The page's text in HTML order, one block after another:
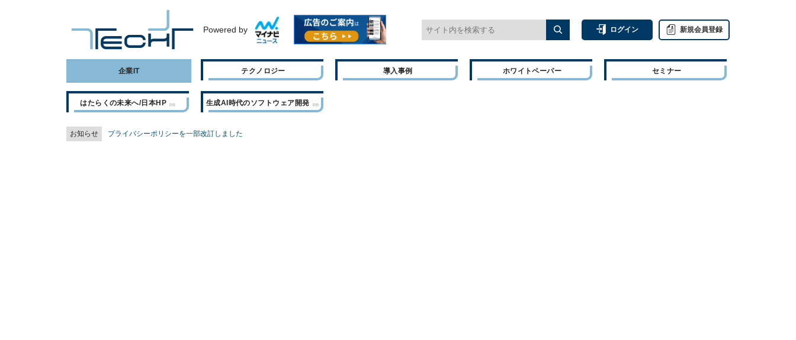
Powered by ログイン 新規会員登録
企業IT テクノロジー 導入事例 ホワイトペーパー セミナー
はたらくの未来へ/日本HP 生成AI時代のソフトウェア開発
お知らせ プライバシーポリシーを一部改訂しました